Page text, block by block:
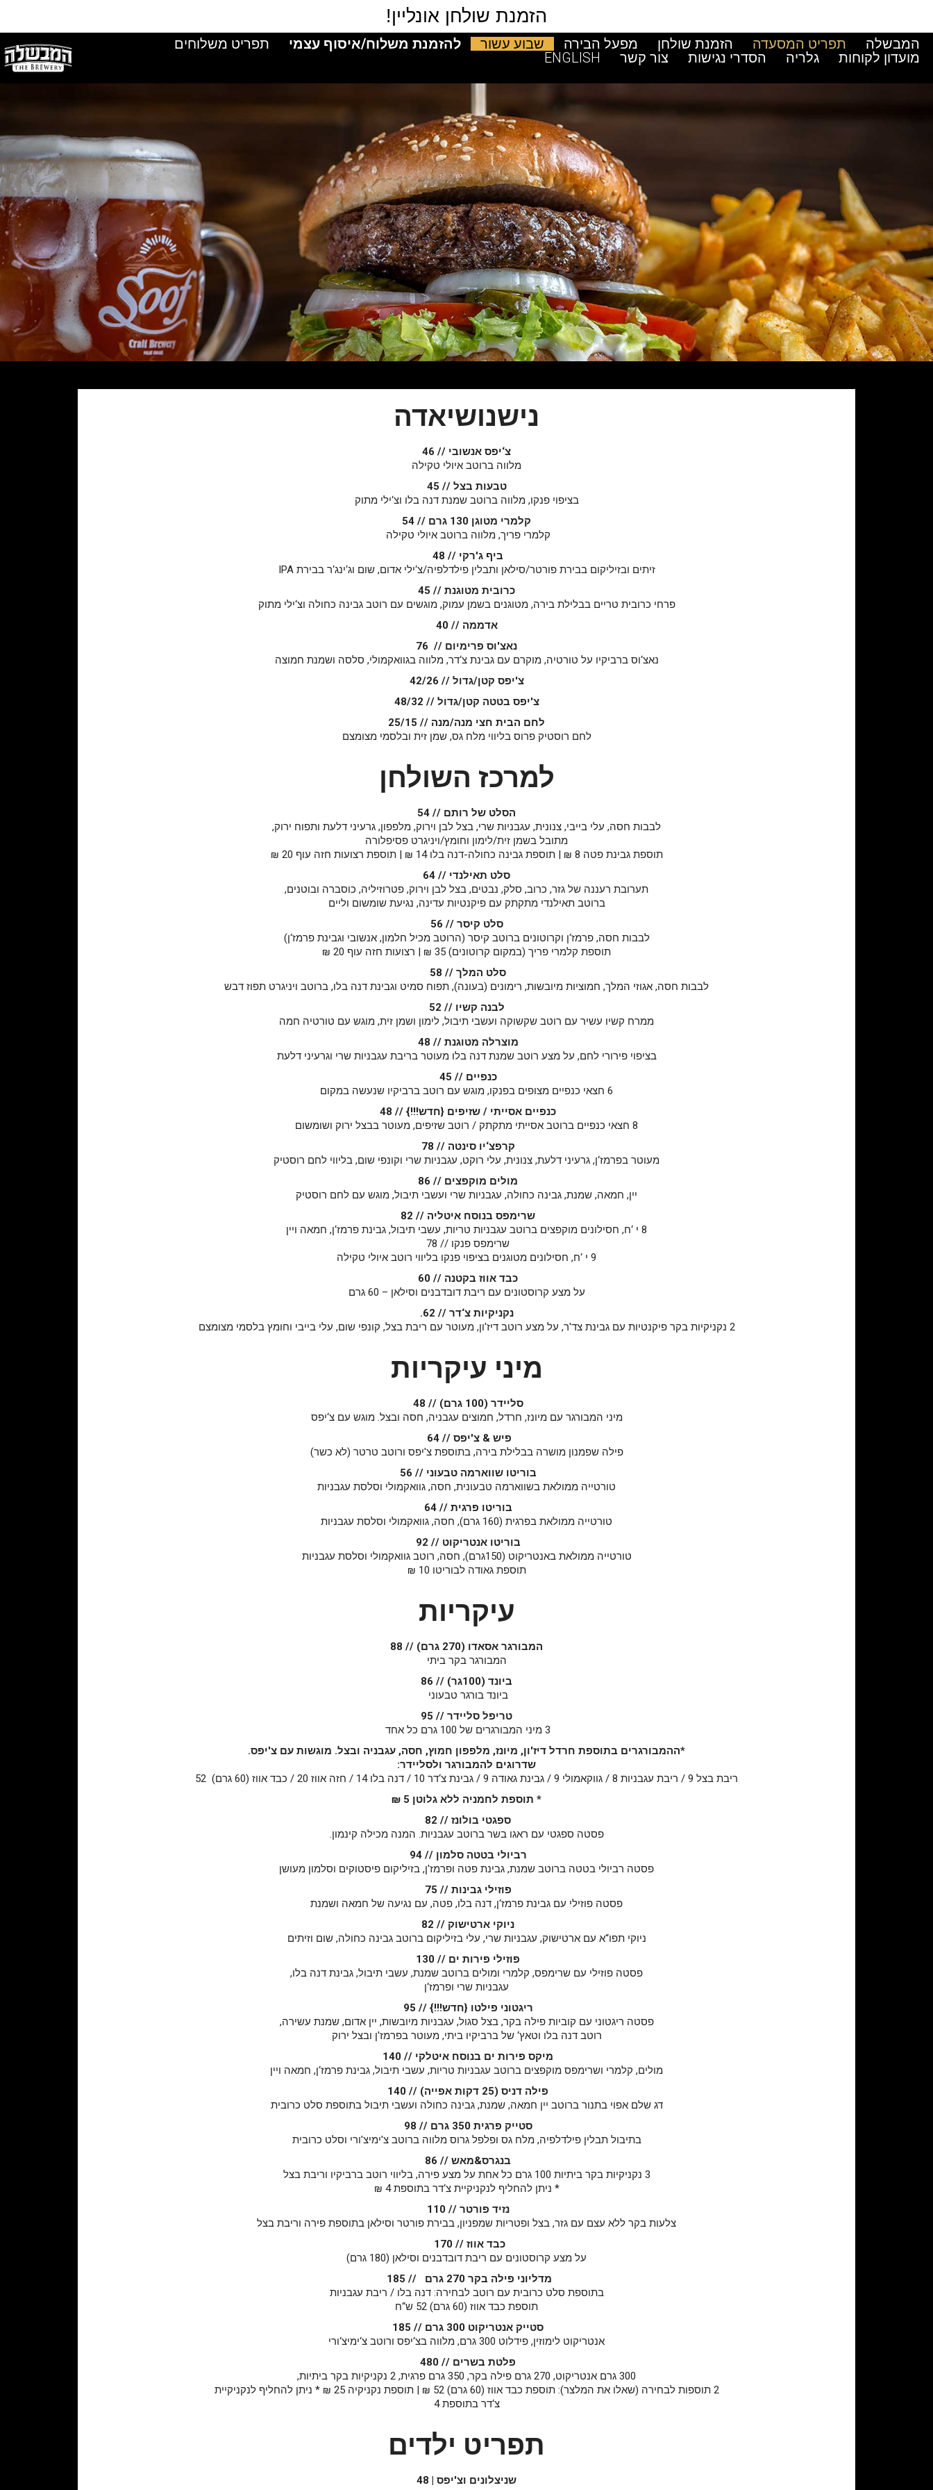
הזמנת שולחן אונליין!
המבשלה תפריט המסעדה הזמנת שולחן מפעל הבירה שבוע עשור להזמנת משלוח/איסוף עצמי
תפריט משלוחים
מועדון לקוחות
גלריה הסדרי נגישות צור קשר ENGLISH
נישנושיאדה
צ‘יפס אנשובי // 46
מלווה ברוטב איולי טקילה
טבעות בצל // 45
בציפוי פנקו, מלווה ברוטב שמנת דנה בלו וצ‘ילי מתוק
קלמרי מטוגן 130 גרם // 54
קלמרי פריך, מלווה ברוטב איולי טקילה
ביף ג'רקי // 48
זיתים ובזיליקום בבירת פורטר/סילאן ותבלין פילדלפיה/צ‘ילי אדום, שום וג‘ינג‘ר בבירת IPA
כרובית מטוגנת // 45
פרחי כרובית טריים בבלילת בירה, מטוגנים בשמן עמוק, מוגשים עם רוטב גבינה כחולה וצ‘ילי מתוק
אדממה //40
נאצ'וס פרימיום // 76
נאצ‘וס ברביקיו על טורטיה, מוקרם עם גבינת צ‘דר, מלווה בגוואקמולי, סלסה ושמנת חמוצה
צ'יפס קטן/גדול // 42/26
צ'יפס בטטה קטן/גדול // 48/32
לחם הבית חצי מנה/מנה // 25/15
לחם רוסטיק פרוס בליווי מלח גס, שמן זית ובלסמי מצומצם
למרכז השולחן
הסלט של רותם // 54
לבבות חסה, עלי בייבי, צנונית, עגבניות שרי, בצל לבן וירוק, מלפפון, גרעיני דלעת ותפוח ירוק,
מתובל בשמן זית/לימון וחומץ/ויניגרט פסיפלורה
תוספת גבינת פטה 8 ₪ | תוספת גבינה כחולה-דנה בלו 14 ₪ | תוספת רצועות חזה עוף 20 ₪
סלט תאילנדי // 64
תערובת רעננה של גזר, כרוב, סלק, נבטים, בצל לבן וירוק, פטרוזיליה, כוסברה ובוטנים,
ברוטב תאילנדי מתקתק עם פיקנטיות עדינה, נגיעת שומשום וליים
סלט קיסר // 56
לבבות חסה, פרמז‘ן וקרוטונים ברוטב קיסר (הרוטב מכיל חלמון, אנשובי וגבינת פרמז‘ן)
תוספת קלמרי פריך (במקום קרוטונים) 35 ₪ | רצועות חזה עוף 20 ₪
סלט המלך // 58
לבבות חסה, אגוזי המלך, חמוציות מיובשות, רימונים (בעונה), תפוח סמיט וגבינת דנה בלו, ברוטב ויניגרט תפוז דבש
לבנה קשיו // 52
ממרח קשיו עשיר עם רוטב שקשוקה ועשבי תיבול, לימון ושמן זית, מוגש עם טורטיה חמה
מוצרלה מטוגנת // 48
בציפוי פירורי לחם, על מצע רוטב שמנת דנה בלו מעוטר בריבת עגבניות שרי וגרעיני דלעת
כנפיים // 45
6 חצאי כנפיים מצופים בפנקו, מוגש עם רוטב ברביקיו שנעשה במקום
כנפיים אסייתי / שזיפים {חדש!!!} // 48
8 חצאי כנפיים ברוטב אסייתי מתקתק / רוטב שזיפים, מעוטר בבצל ירוק ושומשום
קרפצ‘יו סינטה // 78
מעוטר בפרמז‘ן, גרעיני דלעת, צנונית, עלי רוקט, עגבניות שרי וקונפי שום, בליווי לחם רוסטיק
מולים מוקפצים // 86
יין, חמאה, שמנת, גבינה כחולה, עגבניות שרי ועשבי תיבול, מוגש עם לחם רוסטיק
שרימפס בנוסח איטליה // 82
8 י ‘ח, חסילונים מוקפצים ברוטב עגבניות טריות, עשבי תיבול, גבינת פרמז‘ן, חמאה ויין
שרימפס פנקו // 78
9 י ‘ח, חסילונים מטוגנים בציפוי פנקו בליווי רוטב איולי טקילה
כבד אווז בקטנה // 60
על מצע קרוסטונים עם ריבת דובדבנים וסילאן – 60 גרם
נקניקיות צ‘דר // 62.
2 נקניקיות בקר פיקנטיות עם גבינת צד'ר, על מצע רוטב דיז'ון, מעוטר עם ריבת בצל, קונפי שום, עלי בייבי וחומץ בלסמי מצומצם
מיני עיקריות
סליידר (100 גרם) // 48
מיני המבורגר עם מיונז, חרדל, חמוצים עגבניה, חסה ובצל. מוגש עם צ‘יפס
פיש & צ'יפס // 64
פילה שפמנון מושרה בבלילת בירה, בתוספת צ'יפס ורוטב טרטר (לא כשר)
בוריטו שווארמה טבעוני // 56
טורטייה ממולאת בשווארמה טבעונית, חסה, גוואקמולי וסלסת עגבניות
בוריטו פרגית // 64
טורטייה ממולאת בפרגית (160 גרם), חסה, גוואקמולי וסלסת עגבניות
בוריטו אנטריקוט // 92
טורטייה ממולאת באנטריקוט (150גרם), חסה, רוטב גוואקמולי וסלסת עגבניות
תוספת גאודה לבוריטו 10 ₪
עיקריות
המבורגר אסאדו (270 גרם) // 88
המבורגר בקר ביתי
ביונד (100גר) // 86
ביונד בורגר טבעוני
טריפל סליידר // 95
3 מיני המבורגרים של 100 גרם כל אחד
*ההמבורגרים בתוספת חרדל דיז'ון, מיונז, מלפפון חמוץ, חסה, עגבניה ובצל. מוגשות עם צ'יפס.
שדרוגים להמבורגר ולסליידר:
ריבת בצל 9 / ריבת עגבניות 8 / גווקאמולי 9 / גבינת גאודה 9 / גבינת צ‘דר 10 / דנה בלו 14 / חזה אווז 20 / כבד אווז (60 גרם) 52
* תוספת לחמניה ללא גלוטן 5 ₪
ספגטי בולונז // 82
פסטה ספגטי עם ראגו בשר ברוטב עגבניות. המנה מכילה קינמון.
רביולי בטטה סלמון // 94
פסטה רביולי בטטה ברוטב שמנת, גבינת פטה ופרמז'ן, בזיליקום פיסטוקים וסלמון מעושן
פוזילי גבינות // 75
פסטה פוזילי עם גבינת פרמז‘ן, דנה בלו, פטה, עם נגיעה של חמאה ושמנת
ניוקי ארטישוק // 82
ניוקי תפו“א עם ארטישוק, עגבניות שרי, עלי בזיליקום ברוטב גבינה כחולה, שום וזיתים
פוזילי פירות ים // 130
פסטה פוזילי עם שרימפס, קלמרי ומולים ברוטב שמנת, עשבי תיבול, גבינת דנה בלו,
עגבניות שרי ופרמז‘ן
ריגטוני פילטו {חדש!!!} // 95
פסטה ריגטוני עם קוביות פילה בקר, בצל סגול, עגבניות מיובשות, יין אדום, שמנת עשירה,
רוטב דנה בלו וטאץ‘ של ברביקיו ביתי, מעוטר בפרמז'ן ובצל ירוק
מיקס פירות ים בנוסח איטלקי // 140
מולים, קלמרי ושרימפס מוקפצים ברוטב עגבניות טריות, עשבי תיבול, גבינת פרמז‘ן, חמאה ויין
פילה דניס (25 דקות אפייה) // 140
דג שלם אפוי בתנור ברוטב יין חמאה, שמנת, גבינה כחולה ועשבי תיבול בתוספת סלט כרובית
סטייק פרגית 350 גרם // 98
בתיבול תבלין פילדלפיה, מלח גס ופלפל גרוס מלווה ברוטב צ'ימיצ'ורי וסלט כרובית
בנגרס&מאש // 86
3 נקניקיות בקר ביתיות 100 גרם כל אחת על מצע פירה, בליווי רוטב ברביקיו וריבת בצל
* ניתן להחליף לנקניקיית צ‘דר בתוספת 4 ₪
נזיד פורטר // 110
צלעות בקר ללא עצם עם גזר, בצל ופטריות שמפניון, בבירת פורטר וסילאן בתוספת פירה וריבת בצל
כבד אווז // 170
על מצע קרוסטונים עם ריבת דובדבנים וסילאן (180 גרם)
מדליוני פילה בקר 270 גרם // 185
בתוספת סלט כרובית עם רוטב לבחירה: דנה בלו / ריבת עגבניות
תוספת כבד אווז (60 גרם) 52 ש“ח
סטייק אנטריקוט 300 גרם // 185
אנטריקוט לימוזין, פידלוט 300 גרם, מלווה בצ‘יפס ורוטב צ‘ימיצ‘ורי
פלטת בשרים // 480
300 גרם אנטריקוט, 270 גרם פילה בקר, 350 גרם פרגית, 2 נקניקיות בקר ביתיות,
2 תוספות לבחירה (שאלו את המלצר): תוספת כבד אווז (60 גרם) 52 ₪ | תוספת נקניקיה 25 ₪ * ניתן להחליף לנקניקיית
צ‘דר בתוספת 4
תפריט ילדים
שניצלונים וצ'יפס | 48